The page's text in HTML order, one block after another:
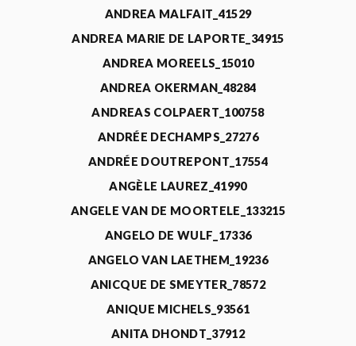
ANDREA MALFAIT_41529
ANDREA MARIE DE LAPORTE_34915
ANDREA MOREELS_15010
ANDREA OKERMAN_48284
ANDREAS COLPAERT_100758
ANDRÉE DECHAMPS_27276
ANDRÉE DOUTREPONT_17554
ANGÈLE LAUREZ_41990
ANGELE VAN DE MOORTELE_133215
ANGELO DE WULF_17336
ANGELO VAN LAETHEM_19236
ANICQUE DE SMEYTER_78572
ANIQUE MICHELS_93561
ANITA DHONDT_37912